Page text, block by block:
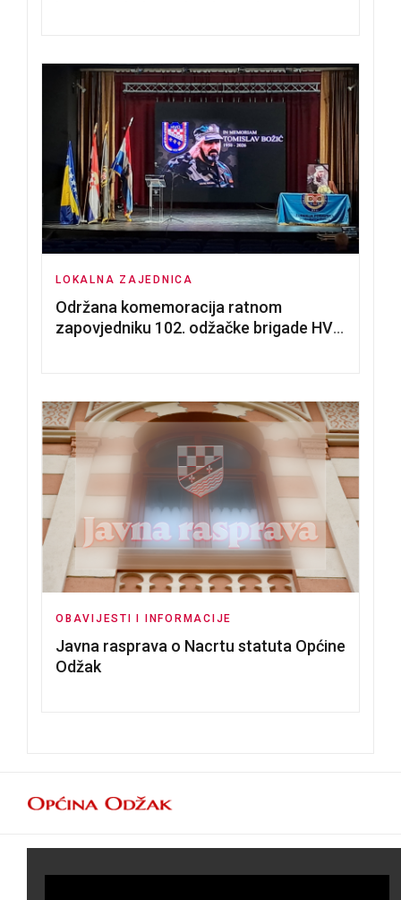
LOKALNA ZAJEDNICA
Održana komemoracija ratnom
zapovjedniku 102. odžačke brigade HVO
OBAVIJESTI I INFORMACIJE
Javna rasprava o Nacrtu statuta Općine
Odžak